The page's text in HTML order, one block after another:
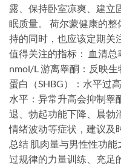
露、保持卧室凉爽、建立
眠质量。 荷尔蒙健康的
持的同时，也应该定期关
值得关注的指标： 血清
nmol/L 游离睾酮：反映
蛋白（SHBG）：水平过
水平：异常升高会抑制睾
退、勃起功能下降、晨勃
情绪波动等症状，建议及
总结 肌肉量与男性性功
过规律的力量训练、充足